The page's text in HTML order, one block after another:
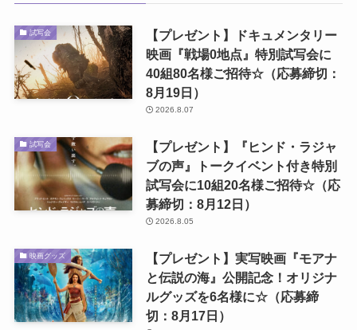
試写会
【プレゼント】ドキュメンタリー
映画『戦場0地点』特別試写会に
40組80名様ご招待☆（応募締切：
8月19日）
2026.8.07
試写会
【プレゼント】『ヒンド・ラジャ
ブの声』トークイベント付き特別
試写会に10組20名様ご招待☆（応
募締切：8月12日）
2026.8.05
映画グッズ
【プレゼント】実写映画『モアナ
と伝説の海』公開記念！オリジナ
ルグッズを6名様に☆（応募締
切：8月17日）